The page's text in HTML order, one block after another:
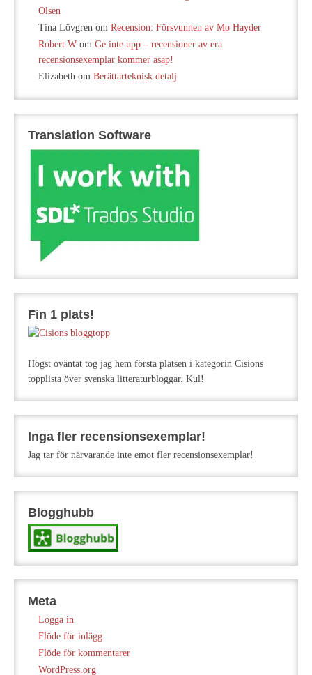
Olsen
Tina Lövgren om Recension: Försvunnen av Mo Hayder
Robert W om Ge inte upp – recensioner av era
recensionsexemplar kommer asap!
Elizabeth om Berättarteknisk detalj
Translation Software
Fin 1 plats!
Högst oväntat tog jag hem första platsen i kategorin Cisions
topplista över svenska litteraturbloggar. Kul!
Inga fler recensionsexemplar!
Jag tar för närvarande inte emot fler recensionsexemplar!
Blogghubb
Meta
Logga in
Flöde för inlägg
Flöde för kommentarer
WordPress.org